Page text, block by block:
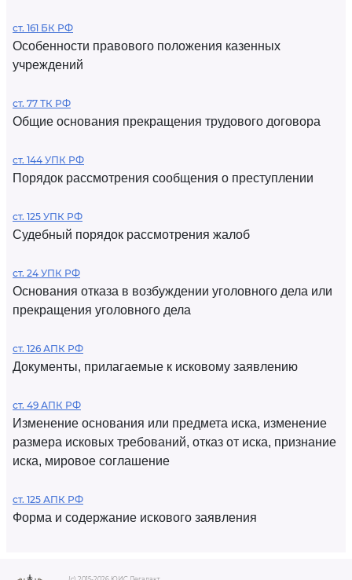
ст. 161 БК РФ
Особенности правового положения казенных
учреждений
ст. 77 ТК РФ
Общие основания прекращения трудового договора
ст. 144 УПК РФ
Порядок рассмотрения сообщения о преступлении
ст. 125 УПК РФ
Судебный порядок рассмотрения жалоб
ст. 24 УПК РФ
Основания отказа в возбуждении уголовного дела или
прекращения уголовного дела
ст. 126 АПК РФ
Документы, прилагаемые к исковому заявлению
ст. 49 АПК РФ
Изменение основания или предмета иска, изменение
размера исковых требований, отказ от иска, признание
иска, мировое соглашение
ст. 125 АПК РФ
Форма и содержание искового заявления